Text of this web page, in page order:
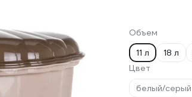
Объем
11 л
18 л
Цвет
белый/серый